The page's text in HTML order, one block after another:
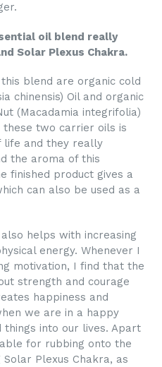
oil blend really
Solar Plexus Chakra.
blend are organic cold
chinensis) Oil and organic
(Macadamia integrifolia)
these two carrier oils is
life and they really
the aroma of this
finished product gives a
can also be used as a
helps with increasing
energy. Whenever I
motivation, I find that the
strength and courage
happiness and
we are in a happy
into our lives. Apart
for rubbing onto the
Plexus Chakra, as